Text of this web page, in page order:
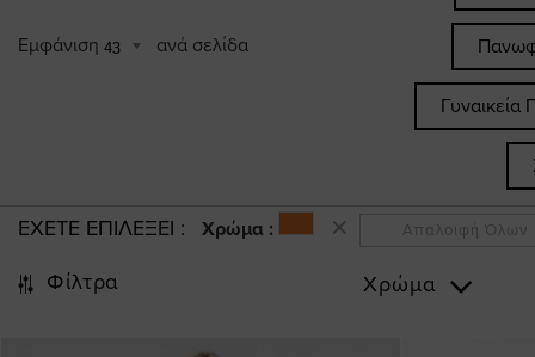
Εμφάνιση 43 ανά σελίδα
ΕΧΕΤΕ ΕΠΙΛΕΞΕΙ Χρώμα : Απαλοιφή Όλων
Φίλτρα Χρώμα